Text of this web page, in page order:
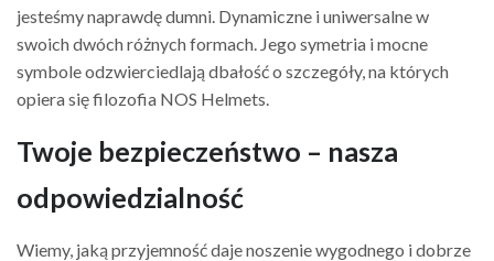
jesteśmy naprawdę dumni. Dynamiczne i uniwersalne w
swoich dwóch różnych formach. Jego symetria i mocne
symbole odzwierciedlają dbałość o szczegóły, na których
opiera się filozofia NOS Helmets.
Twoje bezpieczeństwo – nasza
odpowiedzialność
Wiemy, jaką przyjemność daje noszenie wygodnego i dobrze